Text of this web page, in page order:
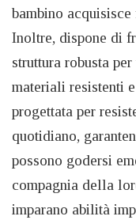
bambino
Inoltre, dispone di
struttura robusta
materiali resistenti
progettata per
quotidiano,
possono godersi
compagnia della
imparano abilità